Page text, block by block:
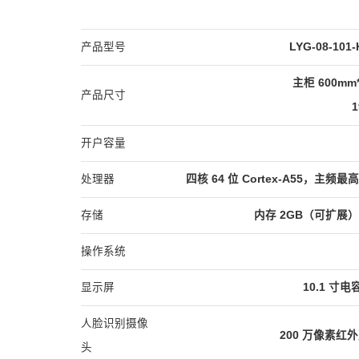
产品型号 LYG-08-101-
产品尺寸
主柜
开户容量
处理器 四核 64 位 Cortex-A55，主频最
存储 内存 2GB（可扩展
操作系统
显示屏 10.1 寸电
人脸识别摄像
头
200 万像素红